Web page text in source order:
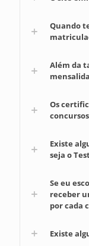
Quando
Além da
Os
Existe
seja o
Se eu
receber
por cada
Existe